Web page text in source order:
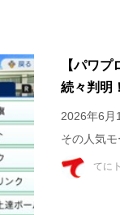
【パワ
続々判明
2026年6月
その人気
てに